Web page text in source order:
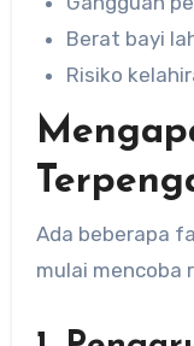
Berat bayi
Risiko
Ada beberapa
mulai mencoba